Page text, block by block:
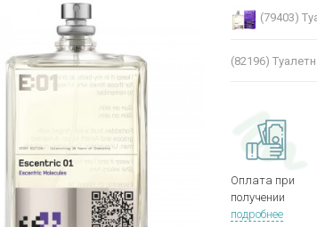
(79403)
(82196)
Оплата при
получении
подробнее